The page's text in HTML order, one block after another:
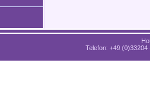
Telefon: +49 (0)33204